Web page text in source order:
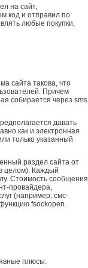
на сайт,
код и отправил по
любые покупки,
сайта такова, что
Причем
собирается через sms
давать
как и электронная
только указанный
раздел сайта от
целом). Каждый
Стоимость сообщения
провайдера,
(например, смс-
fsockopen.
плюсы: